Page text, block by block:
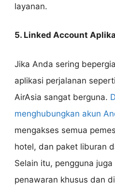
layanan.
5. Linked Account
Jika Anda sering
aplikasi perjalanan
AirAsia sangat berguna.
menghubungkan akun
mengakses semua
hotel, dan paket liburan
Selain itu, pengguna juga
penawaran khusus dan